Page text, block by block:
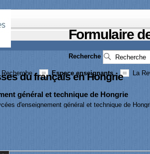
Formulaire
Recherche
Espace enseignants La
du français en Hongrie
général et technique de Hongrie
d'enseignement général et technique de